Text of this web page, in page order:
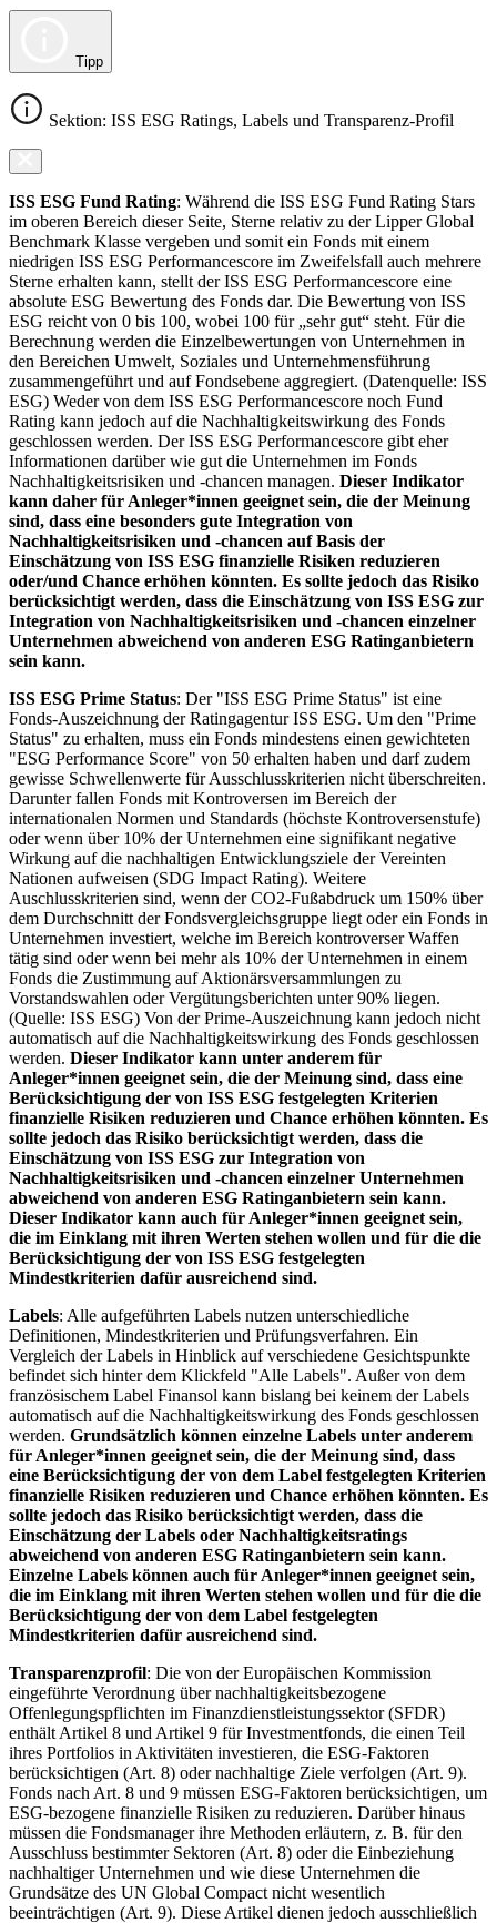
Tipp
Sektion: ISS ESG Ratings, Labels und Transparenz-Profil
ISS ESG Fund Rating: Während die ISS ESG Fund Rating Stars
im oberen Bereich dieser Seite, Sterne relativ zu der Lipper Global
Benchmark Klasse vergeben und somit ein Fonds mit einem
niedrigen ISS ESG Performancescore im Zweifelsfall auch mehrere
Sterne erhalten kann, stellt der ISS ESG Performancescore eine
absolute ESG Bewertung des Fonds dar. Die Bewertung von ISS
ESG reicht von 0 bis 100, wobei 100 für „sehr gut“ steht. Für die
Berechnung werden die Einzelbewertungen von Unternehmen in
den Bereichen Umwelt, Soziales und Unternehmensführung
zusammengeführt und auf Fondsebene aggregiert. (Datenquelle: ISS
ESG) Weder von dem ISS ESG Performancescore noch Fund
Rating kann jedoch auf die Nachhaltigkeitswirkung des Fonds
geschlossen werden. Der ISS ESG Performancescore gibt eher
Informationen darüber wie gut die Unternehmen im Fonds
Nachhaltigkeitsrisiken und -chancen managen. Dieser Indikator
kann daher für Anleger*innen geeignet sein, die der Meinung
sind, dass eine besonders gute Integration von
Nachhaltigkeitsrisiken und -chancen auf Basis der
Einschätzung von ISS ESG finanzielle Risiken reduzieren
oder/und Chance erhöhen könnten. Es sollte jedoch das Risiko
berücksichtigt werden, dass die Einschätzung von ISS ESG zur
Integration von Nachhaltigkeitsrisiken und -chancen einzelner
Unternehmen abweichend von anderen ESG Ratinganbietern
sein kann.
ISS ESG Prime Status: Der "ISS ESG Prime Status" ist eine
Fonds-Auszeichnung der Ratingagentur ISS ESG. Um den "Prime
Status" zu erhalten, muss ein Fonds mindestens einen gewichteten
"ESG Performance Score" von 50 erhalten haben und darf zudem
gewisse Schwellenwerte für Ausschlusskriterien nicht überschreiten.
Darunter fallen Fonds mit Kontroversen im Bereich der
internationalen Normen und Standards (höchste Kontroversenstufe)
oder wenn über 10% der Unternehmen eine signifikant negative
Wirkung auf die nachhaltigen Entwicklungsziele der Vereinten
Nationen aufweisen (SDG Impact Rating). Weitere
Auschlusskriterien sind, wenn der CO2-Fußabdruck um 150% über
dem Durchschnitt der Fondsvergleichsgruppe liegt oder ein Fonds in
Unternehmen investiert, welche im Bereich kontroverser Waffen
tätig sind oder wenn bei mehr als 10% der Unternehmen in einem
Fonds die Zustimmung auf Aktionärsversammlungen zu
Vorstandswahlen oder Vergütungsberichten unter 90% liegen.
(Quelle: ISS ESG) Von der Prime-Auszeichnung kann jedoch nicht
automatisch auf die Nachhaltigkeitswirkung des Fonds geschlossen
werden. Dieser Indikator kann unter anderem für
Anleger*innen geeignet sein, die der Meinung sind, dass eine
Berücksichtigung der von ISS ESG festgelegten Kriterien
finanzielle Risiken reduzieren und Chance erhöhen könnten. Es
sollte jedoch das Risiko berücksichtigt werden, dass die
Einschätzung von ISS ESG zur Integration von
Nachhaltigkeitsrisiken und -chancen einzelner Unternehmen
abweichend von anderen ESG Ratinganbietern sein kann.
Dieser Indikator kann auch für Anleger*innen geeignet sein,
die im Einklang mit ihren Werten stehen wollen und für die die
Berücksichtigung der von ISS ESG festgelegten
Mindestkriterien dafür ausreichend sind.
Labels: Alle aufgeführten Labels nutzen unterschiedliche
Definitionen, Mindestkriterien und Prüfungsverfahren. Ein
Vergleich der Labels in Hinblick auf verschiedene Gesichtspunkte
befindet sich hinter dem Klickfeld "Alle Labels". Außer von dem
französischem Label Finansol kann bislang bei keinem der Labels
automatisch auf die Nachhaltigkeitswirkung des Fonds geschlossen
werden. Grundsätzlich können einzelne Labels unter anderem
für Anleger*innen geeignet sein, die der Meinung sind, dass
eine Berücksichtigung der von dem Label festgelegten Kriterien
finanzielle Risiken reduzieren und Chance erhöhen könnten. Es
sollte jedoch das Risiko berücksichtigt werden, dass die
Einschätzung der Labels oder Nachhaltigkeitsratings
abweichend von anderen ESG Ratinganbietern sein kann.
Einzelne Labels können auch für Anleger*innen geeignet sein,
die im Einklang mit ihren Werten stehen wollen und für die die
Berücksichtigung der von dem Label festgelegten
Mindestkriterien dafür ausreichend sind.
Transparenzprofil: Die von der Europäischen Kommission
eingeführte Verordnung über nachhaltigkeitsbezogene
Offenlegungspflichten im Finanzdienstleistungssektor (SFDR)
enthält Artikel 8 und Artikel 9 für Investmentfonds, die einen Teil
ihres Portfolios in Aktivitäten investieren, die ESG-Faktoren
berücksichtigen (Art. 8) oder nachhaltige Ziele verfolgen (Art. 9).
Fonds nach Art. 8 und 9 müssen ESG-Faktoren berücksichtigen, um
ESG-bezogene finanzielle Risiken zu reduzieren. Darüber hinaus
müssen die Fondsmanager ihre Methoden erläutern, z. B. für den
Ausschluss bestimmter Sektoren (Art. 8) oder die Einbeziehung
nachhaltiger Unternehmen und wie diese Unternehmen die
Grundsätze des UN Global Compact nicht wesentlich
beeinträchtigen (Art. 9). Diese Artikel dienen jedoch ausschließlich